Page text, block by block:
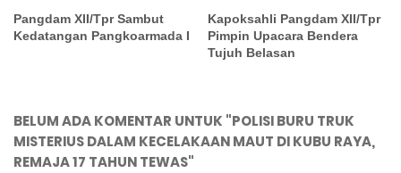
Pangdam XII/Tpr Sambut
Kedatangan Pangkoarmada I
Kapoksahli Pangdam XII/Tpr
Pimpin Upacara Bendera
Tujuh Belasan
BELUM ADA KOMENTAR UNTUK "POLISI BURU TRUK
MISTERIUS DALAM KECELAKAAN MAUT DI KUBU RAYA,
REMAJA 17 TAHUN TEWAS"